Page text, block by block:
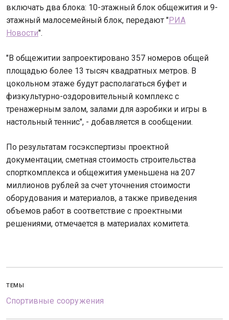
включать два блока: 10-этажный блок общежития и 9-
этажный малосемейный блок, передают "РИА
Новости".
"В общежитии запроектировано 357 номеров общей
площадью более 13 тысяч квадратных метров. В
цокольном этаже будут располагаться буфет и
физкультурно-оздоровительный комплекс с
тренажерным залом, залами для аэробики и игры в
настольный теннис", - добавляется в сообщении.
По результатам госэкспертизы проектной
документации, сметная стоимость строительства
спорткомплекса и общежития уменьшена на 207
миллионов рублей за счет уточнения стоимости
оборудования и материалов, а также приведения
объемов работ в соответствие с проектными
решениями, отмечается в материалах комитета.
ТЕМЫ
Спортивные сооружения